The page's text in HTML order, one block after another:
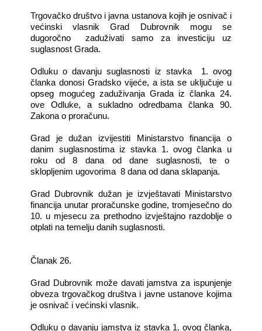
Trgovačko društvo i javna ustanova kojih je osnivač i
većinski vlasnik Grad Dubrovnik mogu se
dugoročno zaduživati samo za investiciju uz
suglasnost Grada.
Odluku o davanju suglasnosti iz stavka 1. ovog
članka donosi Gradsko vijeće, a ista se uključuje u
opseg mogućeg zaduživanja Grada iz članka 24.
ove Odluke, a sukladno odredbama članka 90.
Zakona o proračunu.
Grad je dužan izvijestiti Ministarstvo financija o
danim suglasnostima iz stavka 1. ovog članka u
roku od 8 dana od dane suglasnosti, te o
sklopljenim ugovorima 8 dana od dana sklapanja.
Grad Dubrovnik dužan je izvještavati Ministarstvo
financija unutar proračunske godine, tromjesečno do
10. u mjesecu za prethodno izvještajno razdoblje o
otplati na temelju danih suglasnosti.
Članak 26.
Grad Dubrovnik može davati jamstva za ispunjenje
obveza trgovačkog društva i javne ustanove kojima
je osnivač i većinski vlasnik.
Odluku o davanju jamstva iz stavka 1. ovog članka,